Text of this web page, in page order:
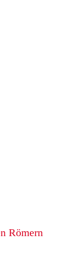
Römern